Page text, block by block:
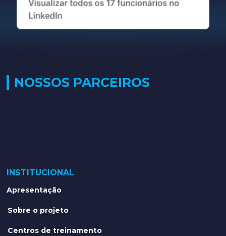
NOSSOS PARCEIROS
INSTITUCIONAL
Apresentação
Sobre o projeto
Centros de treinamento